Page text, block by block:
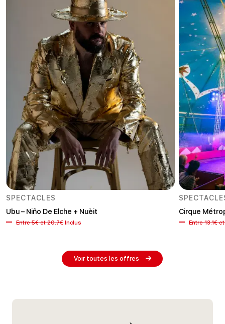
SPECTACLES
Ubu – Niño De Elche + Nuèit
Entre 5€ et 20.7€ Inclus
Cirque
Entre 13.1€
Voir toutes les offres